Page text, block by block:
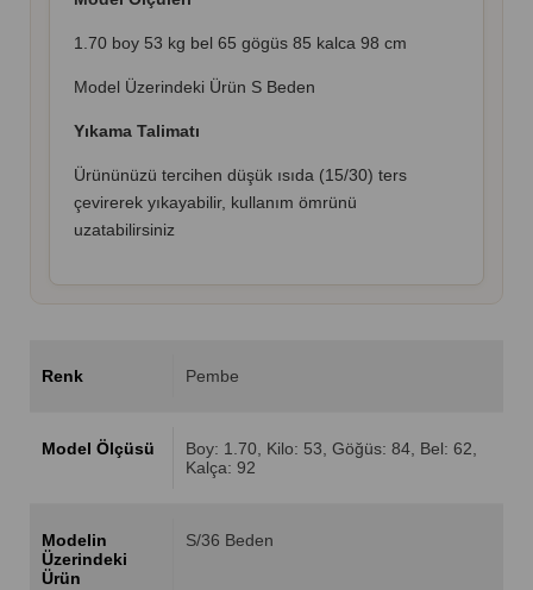
1.70 boy 53 kg bel 65 gögüs 85 kalca 98 cm
Model Üzerindeki Ürün S Beden
Yıkama Talimatı
Ürününüzü tercihen düşük ısıda (15/30) ters
çevirerek yıkayabilir, kullanım ömrünü
uzatabilirsiniz
Renk Pembe
Model Ölçüsü
Boy: 1.70, Kilo: 53, Göğüs: 84, Bel: 62,
Kalça: 92
Modelin
Üzerindeki
Ürün
S/36 Beden